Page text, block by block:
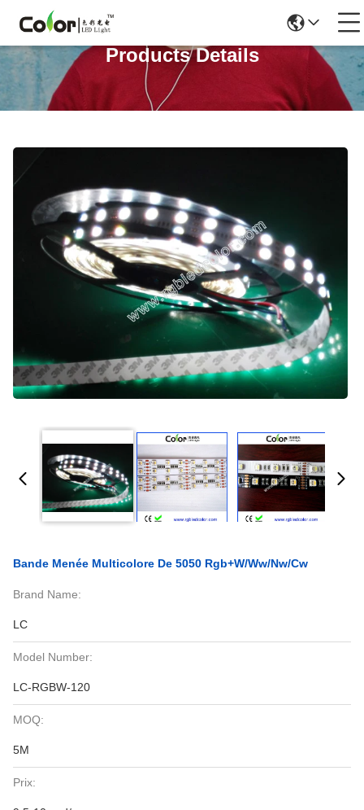
Products Details
Bande Menée Multicolore De 5050 Rgb+w/ww/nw/cw
Brand Name:
LC
Model Number:
LC-RGBW-120
MOQ:
5M
Prix: